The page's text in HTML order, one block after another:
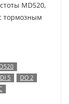
MD520,
тормозным
DI 5
DO 2